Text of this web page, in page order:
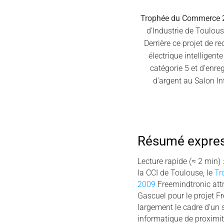
Trophée du
d’Industrie de
Derrière ce projet de
électrique
catégorie 5 et
d’argent au Salon
Résumé
Lecture rapide (≈ 2
la CCI de Toulouse, le
2009 Freemindtronic
Gascuel pour le projet
largement le cadre
informatique de